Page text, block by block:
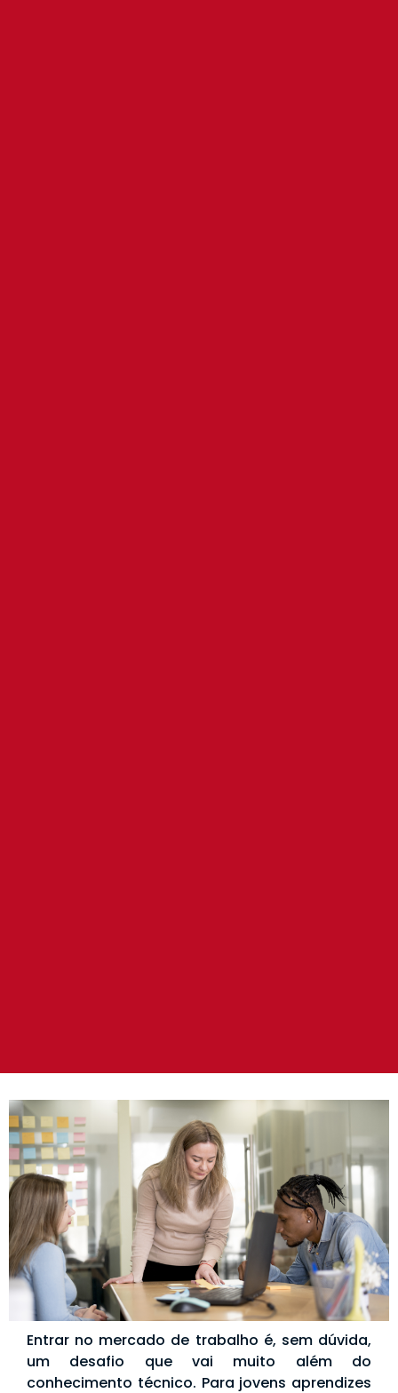
Entrar no mercado de trabalho é, sem dúvida,
um desafio que vai muito além do
conhecimento técnico. Para jovens aprendizes